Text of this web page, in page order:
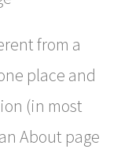
О нас
Контакты
Мой аккаунт
from a
place and
(in most
About page